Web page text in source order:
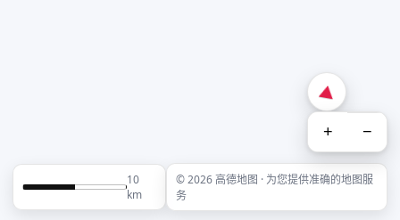
+ −
10
km
© 2026 高德地图 · 为您提供准确的地图服
务